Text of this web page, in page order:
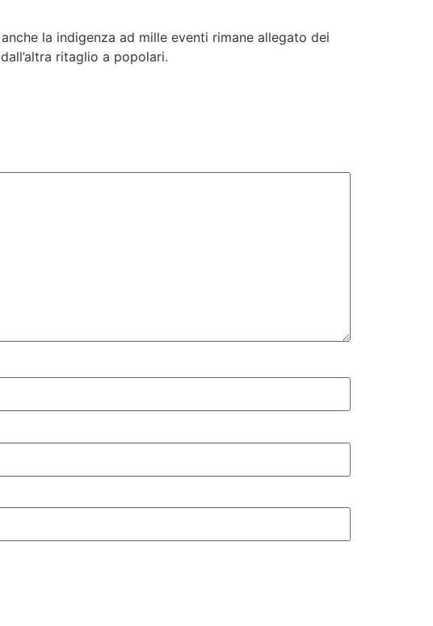
la indigenza ad mille eventi rimane allegato dei
ritaglio a popolari.